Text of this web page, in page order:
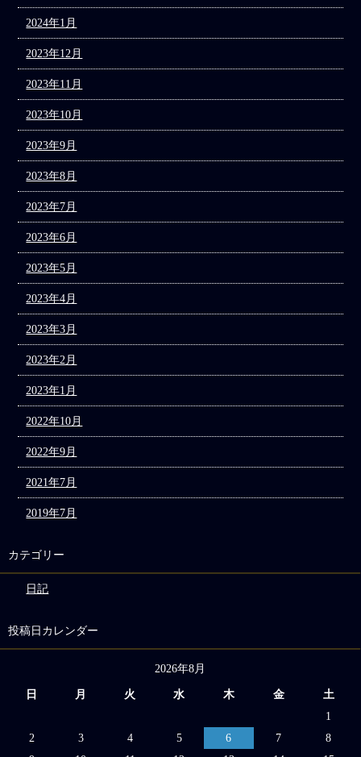
2024年1月
2023年12月
2023年11月
2023年10月
2023年9月
2023年8月
2023年7月
2023年6月
2023年5月
2023年4月
2023年3月
2023年2月
2023年1月
2022年10月
2022年9月
2021年7月
2019年7月
カテゴリー
日記
投稿日カレンダー
2026年8月
日 月 火 水 木 金
土
1
2
3 4 5 6 7
8